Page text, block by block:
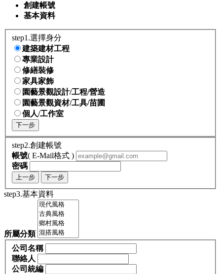
創建帳號
基本資料
step1.選擇身分
建築建材工程
專業設計
修繕裝修
家具家飾
園藝景觀設計/工程/營造
園藝景觀資材/工具/苗圃
個人/工作室
下一步
step2.創建帳號
帳號( E-Mail格式 )
密碼
上一步 下一步
step3.基本資料
所屬分類
公司名稱
聯絡人
公司統編